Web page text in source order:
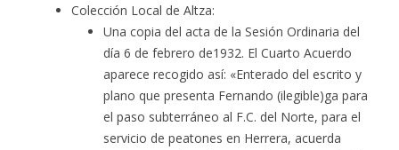
Colección Local de Altza:
Una copia del acta de la Sesión Ordinaria del
día 6 de febrero de1932. El Cuarto Acuerdo
aparece recogido así: «Enterado del escrito y
plano que presenta Fernando (ilegible)ga para
el paso subterráneo al F.C. del Norte, para el
servicio de peatones en Herrera, acuerda